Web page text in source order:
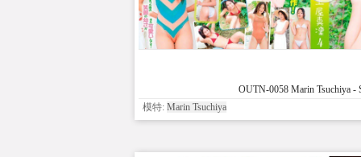
OUTN-0058 Marin Tsuchiya -
模特: Marin Tsuchiya